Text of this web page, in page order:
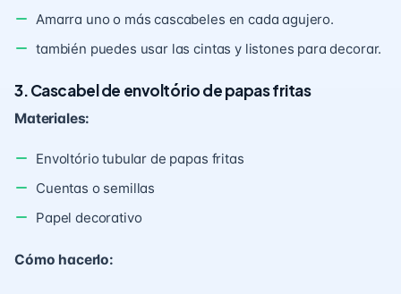
Amarra uno o más cascabeles en cada agujero.
también puedes usar las cintas y listones para decorar.
3. Cascabel de envoltório de papas fritas
Materiales:
Envoltório tubular de papas fritas
Cuentas o semillas
Papel decorativo
Cómo hacerlo: